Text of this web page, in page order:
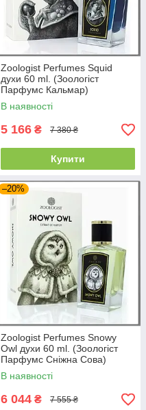
Zoologist Perfumes Squid
духи 60 ml. (Зоологіст
Парфумс Кальмар)
В наявності
5 166 ₴ 7 380 ₴
Купити
–20%
Zoologist Perfumes Snowy
Owl духи 60 ml. (Зоологіст
Парфумс Сніжна Cова)
В наявності
6 044 ₴ 7 555 ₴